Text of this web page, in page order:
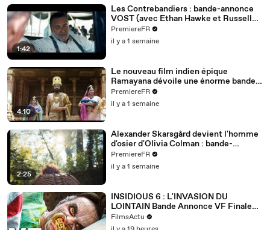
1:42
Les Contrebandiers : bande-annonce
VOST (avec Ethan Hawke et Russell
Crowe)
PremiereFR
il y a 1 semaine
4:10
Le nouveau film indien épique
Ramayana dévoile une énorme bande-
annonce (VOST)
PremiereFR
il y a 1 semaine
2:25
Alexander Skarsgård devient l'homme
d'osier d'Olivia Colman : bande-
annonce de Wicker (VO)
PremiereFR
il y a 1 semaine
INSIDIOUS 6 : L'INVASION DU
LOINTAIN Bande Annonce VF Finale
(2026)
FilmsActu